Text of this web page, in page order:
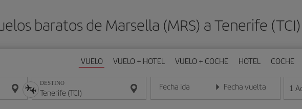
baratos de Marsella (MRS) a Tenerife
VUELO VUELO + HOTEL VUELO + COCHE HOTEL COCHE
DESTINO Fecha ida
Introduce la fecha en formato día/mes/año
Fecha vuelta
Introduce la fecha en 1